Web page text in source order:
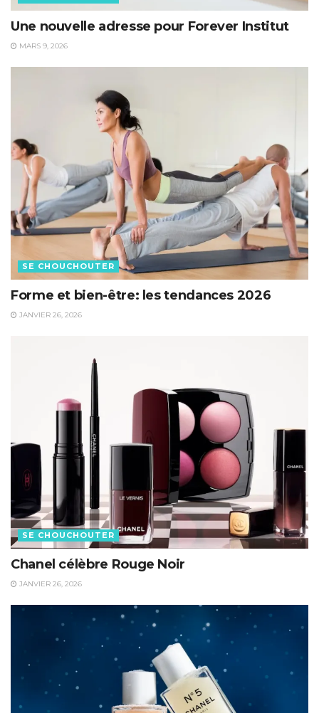
Une nouvelle adresse pour Forever Institut
MARS 9, 2026
SE CHOUCHOUTER
Forme et bien-être: les tendances 2026
JANVIER 26, 2026
SE CHOUCHOUTER
Chanel célèbre Rouge Noir
JANVIER 26, 2026